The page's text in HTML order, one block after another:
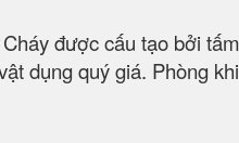
được cấu tạo bởi
dụng quý giá. Phòng